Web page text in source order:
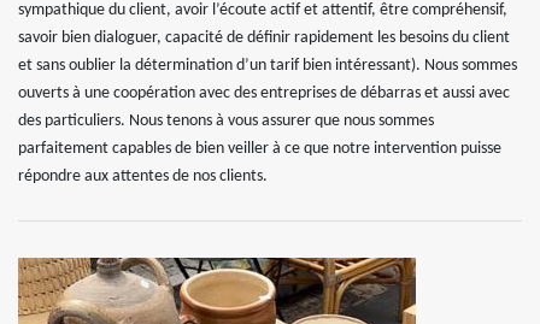
sympathique du client, avoir l’écoute actif et attentif, être compréhensif,
savoir bien dialoguer, capacité de définir rapidement les besoins du client
et sans oublier la détermination d’un tarif bien intéressant). Nous sommes
ouverts à une coopération avec des entreprises de débarras et aussi avec
des particuliers. Nous tenons à vous assurer que nous sommes
parfaitement capables de bien veiller à ce que notre intervention puisse
répondre aux attentes de nos clients.